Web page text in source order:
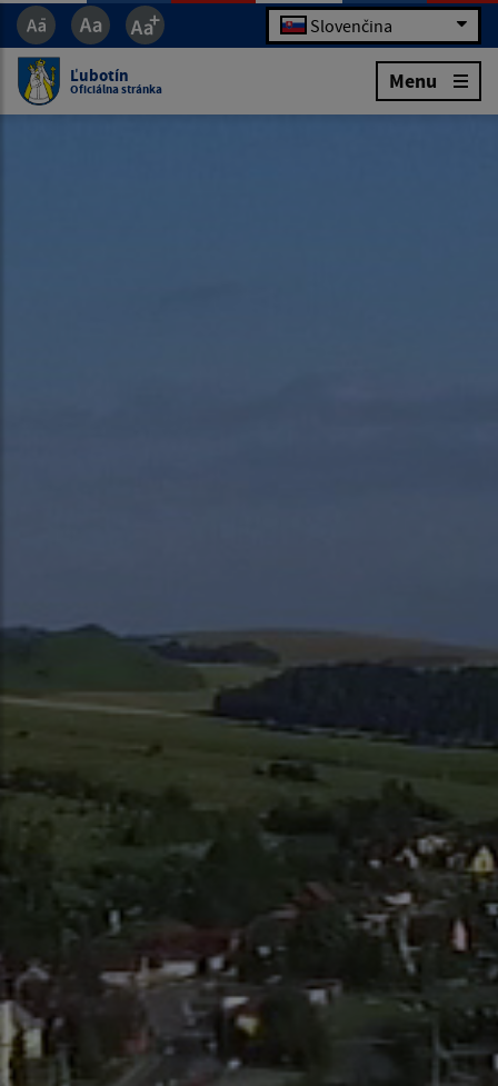
Slovenčina
Ľubotín
Oficiálna stránka Menu